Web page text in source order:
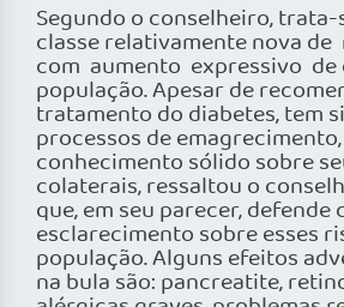
Segundo o conselheiro, trata-
classe relativamente nova
com aumento expressivo de
população. Apesar de
tratamento do diabetes, tem
processos de
conhecimento sólido sobre
colaterais, ressaltou o
que, em seu parecer, defende
esclarecimento sobre esses
população. Alguns efeitos
na bula são: pancreatite,